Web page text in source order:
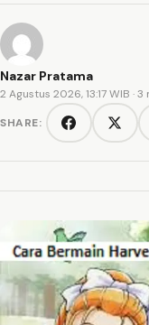
Nazar Pratama
2 Agustus 2026, 13:17 WIB ·
SHARE:
Facebook